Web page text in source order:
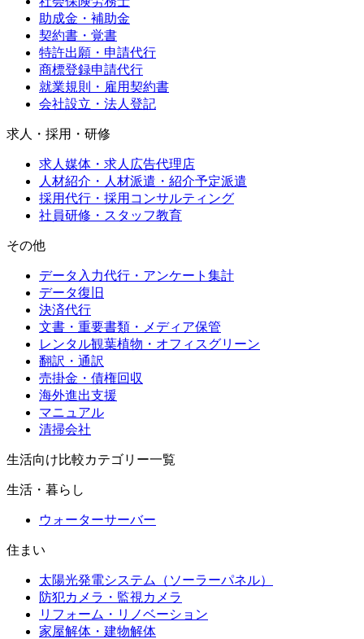
助成金・補助金
契約書・覚書
特許出願・申請代行
商標登録申請代行
就業規則・雇用契約書
会社設立・法人登記
求人・採用・研修
求人媒体・求人広告代理店
人材紹介・人材派遣・紹介予定派遣
採用代行・採用コンサルティング
社員研修・スタッフ教育
その他
データ入力代行・アンケート集計
データ復旧
決済代行
文書・重要書類・メディア保管
レンタル観葉植物・オフィスグリーン
翻訳・通訳
売掛金・債権回収
海外進出支援
マニュアル
清掃会社
生活向け比較カテゴリー一覧
生活・暮らし
ウォーターサーバー
住まい
太陽光発電システム（ソーラーパネル）
防犯カメラ・監視カメラ
リフォーム・リノベーション
家屋解体・建物解体